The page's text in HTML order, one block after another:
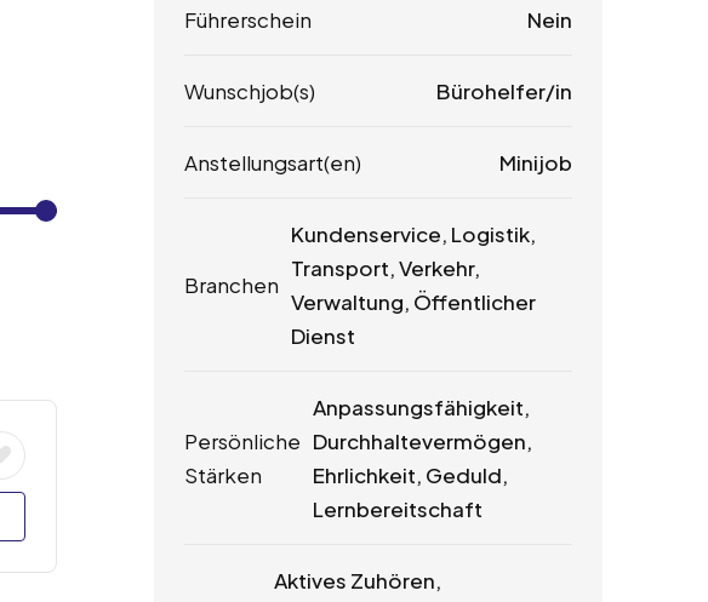
Führerschein Nein
Wunschjob(s) Bürohelfer/in
Anstellungsart(en) Minijob
Branchen
Kundenservice, Logistik,
Transport, Verkehr,
Verwaltung, Öffentlicher
Dienst
Persönliche
Stärken
Anpassungsfähigkeit,
Durchhaltevermögen,
Ehrlichkeit, Geduld,
Lernbereitschaft
Aktives Zuhören,